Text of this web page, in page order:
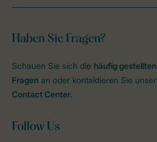
Haben Sie Fragen?
Schauen Sie sich die häufig gestellten
Fragen an oder kontaktieren Sie unser
Contact Center.
Follow Us